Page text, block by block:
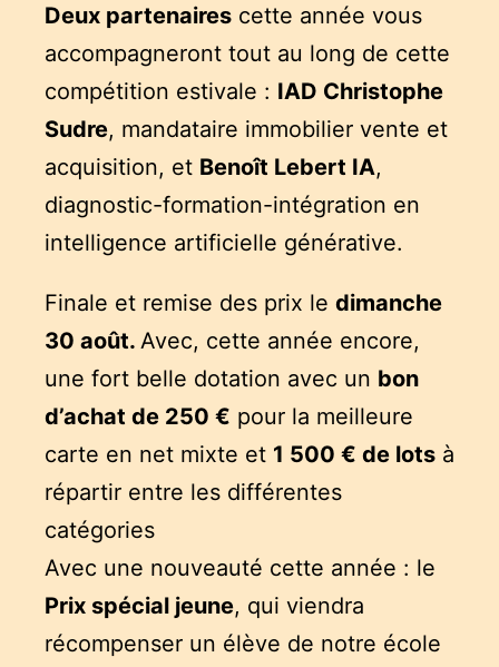
Deux partenaires cette année vous
accompagneront tout au long de cette
compétition estivale : IAD Christophe
Sudre, mandataire immobilier vente et
acquisition, et Benoît Lebert IA,
diagnostic-formation-intégration en
intelligence artificielle générative.
Finale et remise des prix le dimanche
30 août. Avec, cette année encore,
une fort belle dotation avec un bon
d’achat de 250 € pour la meilleure
carte en net mixte et 1 500 € de lots à
répartir entre les différentes
catégories
Avec une nouveauté cette année : le
Prix spécial jeune, qui viendra
récompenser un élève de notre école